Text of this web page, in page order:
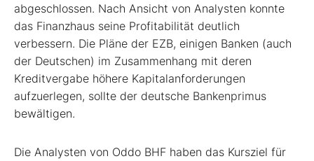
abgeschlossen. Nach Ansicht von Analysten konnte
das Finanzhaus seine Profitabilität deutlich
verbessern. Die Pläne der EZB, einigen Banken (auch
der Deutschen) im Zusammenhang mit deren
Kreditvergabe höhere Kapitalanforderungen
aufzuerlegen, sollte der deutsche Bankenprimus
bewältigen.
Die Analysten von Oddo BHF haben das Kursziel für